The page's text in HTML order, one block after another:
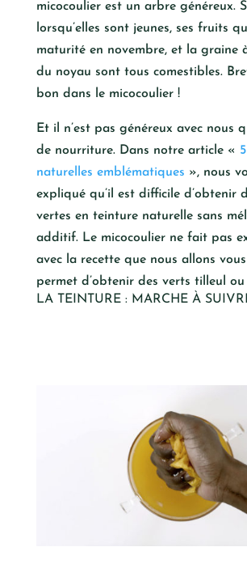
micocoulier est un arbre généreux.
lorsqu’elles sont jeunes, ses fruits
maturité en novembre, et la graine
du noyau sont tous comestibles.
bon dans le micocoulier !
Et il n’est pas généreux avec nous
de nourriture. Dans notre article «
naturelles emblématiques », nous
expliqué qu’il est difficile d’obtenir
vertes en teinture naturelle sans
additif. Le micocoulier ne fait pas
avec la recette que nous allons
permet d’obtenir des verts tilleul ou
LA TEINTURE : MARCHE À